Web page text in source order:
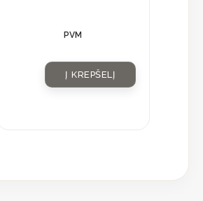
PVM
Į KREPŠELĮ